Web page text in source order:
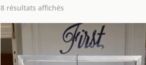
8 résultats affichés